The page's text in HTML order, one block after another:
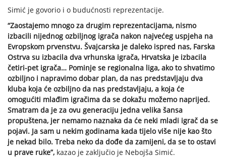
Simić je govorio i o budućnosti reprezentacije.
“Zaostajemo mnogo za drugim reprezentacijama, nismo
izbacili nijednog ozbiljnog igrača nakon najvećeg uspjeha na
Evropskom prvenstvu. Švajcarska je daleko ispred nas, Farska
Ostrva su izbacila dva vrhunska igrača, Hrvatska je izbacila
četiri-pet igrača… Pominje se regionalna liga, ako to shvatimo
ozbiljno i napravimo dobar plan, da nas predstavljaju dva
kluba koja će ozbiljno da nas predstavljaju, a koja će
omogućiti mlađim igračima da se dokažu možemo naprijed.
Smatram da je za ovu generaciju jedna velika šansa
propuštena, jer nemamo naznaka da će neki mladi igrač da se
pojavi. Ja sam u nekim godinama kada tijelo više nije kao što
je nekad bilo. Treba neko da dođe da zamijeni, da se to ostavi
u prave ruke”, kazao je zaključio je Nebojša Simić.